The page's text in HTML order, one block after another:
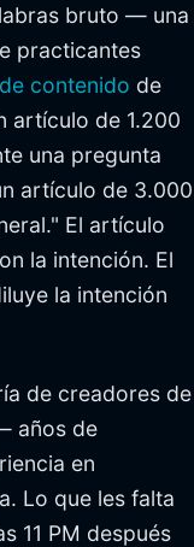
bruto — una
practicantes
contenido de
artículo de 1.200
una pregunta
artículo de 3.000
El artículo
la intención. El
la intención
de creadores de
años de
en
Lo que les falta
11 PM después